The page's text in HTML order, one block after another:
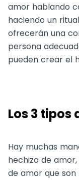
amor hablando
haciendo un
ofrecerán una
persona
pueden crear el
Los 3 tipos
Hay muchas
hechizo de
de amor que son